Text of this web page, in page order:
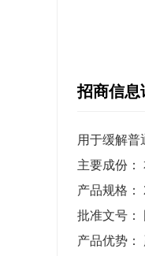
招商信息
用于缓解普
主要成份：
产品规格：
批准文号：
产品优势：